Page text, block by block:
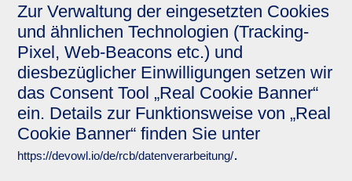
Zur Verwaltung der eingesetzten Cookies
und ähnlichen Technologien (Tracking-
Pixel, Web-Beacons etc.) und
diesbezüglicher Einwilligungen setzen wir
das Consent Tool „Real Cookie Banner“
ein. Details zur Funktionsweise von „Real
Cookie Banner“ finden Sie unter
https://devowl.io/de/rcb/datenverarbeitung/.